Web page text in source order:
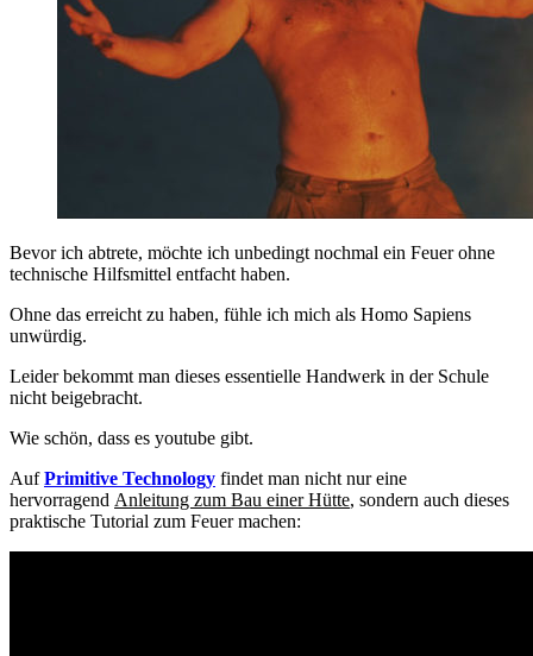
Bevor ich abtrete, möchte ich unbedingt nochmal ein Feuer ohne
technische Hilfsmittel entfacht haben.
Ohne das erreicht zu haben, fühle ich mich als Homo Sapiens
unwürdig.
Leider bekommt man dieses essentielle Handwerk in der Schule
nicht beigebracht.
Wie schön, dass es youtube gibt.
AufPrimitive Technology findet man nicht nur eine
hervorragend Anleitung zum Bau einer Hütte, sondern auch dieses
praktische Tutorial zum Feuer machen: